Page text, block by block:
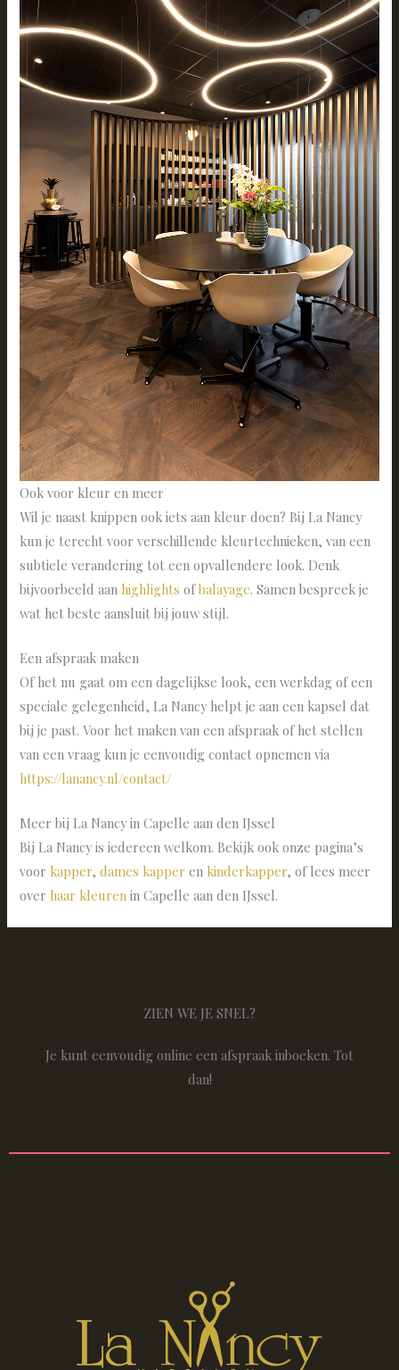
Ook voor kleur en meer
Wil je naast knippen ook iets aan kleur doen? Bij La Nancy
kun je terecht voor verschillende kleurtechnieken, van een
subtiele verandering tot een opvallendere look. Denk
bijvoorbeeld aanhighlights ofbalayage. Samen bespreek je
wat het beste aansluit bij jouw stijl.
Een afspraak maken
Of het nu gaat om een dagelijkse look, een werkdag of een
speciale gelegenheid, La Nancy helpt je aan een kapsel dat
bij je past. Voor het maken van een afspraak of het stellen
van een vraag kun je eenvoudig contact opnemen via
https://lanancy.nl/contact/
Meer bij La Nancy in Capelle aan den IJssel
Bij La Nancy is iedereen welkom. Bekijk ook onze pagina’s
voorkapper,dames kapper enkinderkapper, of lees meer
overhaar kleuren in Capelle aan den IJssel.
ZIEN WE JE SNEL?
Je kunt eenvoudig online een afspraak inboeken. Tot
dan!